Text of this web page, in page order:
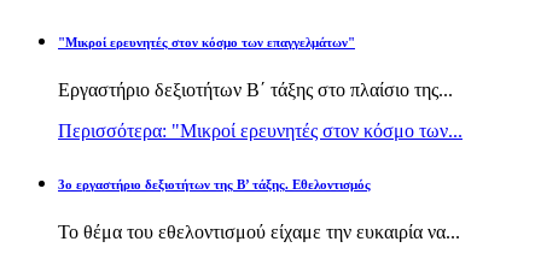
"Μικροί ερευνητές στον κόσμο των επαγγελμάτων"
Εργαστήριο δεξιοτήτων Β΄ τάξης στο πλαίσιο της...
Περισσότερα: "Μικροί ερευνητές στον κόσμο των...
3ο εργαστήριο δεξιοτήτων της Β’ τάξης. Εθελοντισμός
Το θέμα του εθελοντισμού είχαμε την ευκαιρία να...